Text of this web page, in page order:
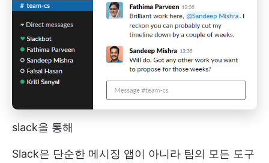
slack을 통해
Slack은 단순한 메시징 앱이 아니라 팀의 모든 도구